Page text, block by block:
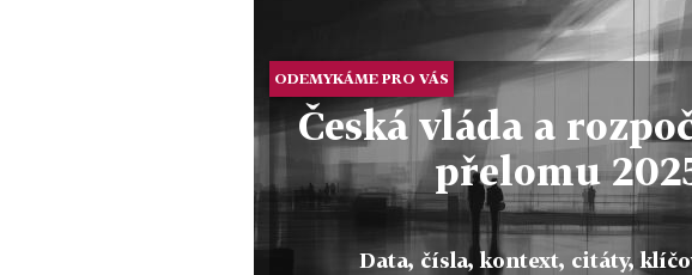
ODEMYKÁME PRO VÁS
Česká vláda a
přelomu
Data, čísla, kontext, citáty,